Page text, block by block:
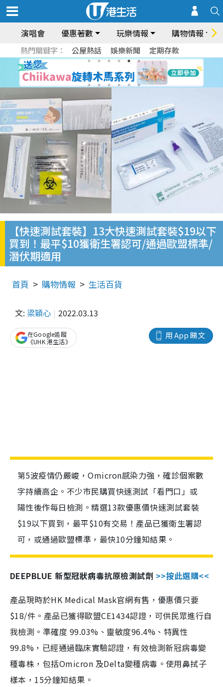
演唱會 優惠著數 玩樂情報 購物情報
熱門關鍵字： 公屋熱話 娛樂新聞 定期存款
【快速測試套裝】13大快速測試套裝$19以下
買到！最平$10獲衛生署認可/通過歐盟標準/
潛伏期適用
首頁 購物情報 生活百貨
文: 梁穎心 2022.03.13
用 App 睇文
在Google追蹤
《UHK 港生活》
第5波疫情仍嚴峻，Omicron感染力強，確診個案數
字持續高企。不少市民購買快速測試「看門口」或
陽性後作每日檢測。精選13款優惠價快速測試套裝
$19以下買到，最平$10有交易！產品已獲衛生署認
可，或通過歐盟標準，最快10分鐘知結果。
DEEPBLUE 新型冠狀病毒抗原檢測試劑 >>按此選購<<
產品現時於HK Medical Mask官網有售，優惠價只要
$18/件。產品已獲得歐盟CE1434認證，可供民眾進行自
我檢測。準確度 99.03%、靈敏度96.4%、特異性
99.8%，已經通過臨床實驗認證，有效檢測新冠病毒變
種毒株，包括Omicron 及Delta變種病毒。使用鼻拭子
樣本，15分鐘知結果。